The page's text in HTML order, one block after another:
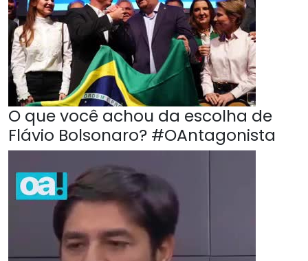
O que você achou da escolha de
Flávio Bolsonaro? #OAntagonista